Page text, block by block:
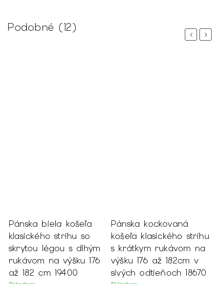
Podobné (12)
Previous
košeľa
strihu so
s dlhým
výšku 176
19400
Pánska kockovaná
košeľa klasického strihu
s krátkym rukávom na
výšku 176 až 182cm v
sivých odtieňoch 18670
Pánska
klasického
dlhým
výšku 176
19331
Next